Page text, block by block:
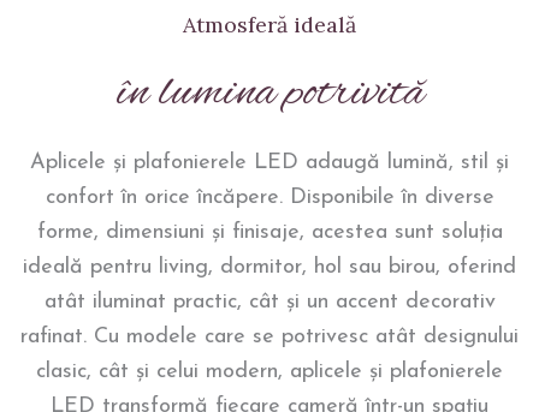
Atmosferă ideală
în lumina potrivită
Aplicele și plafonierele LED adaugă lumină, stil și
confort în orice încăpere. Disponibile în diverse
forme, dimensiuni și finisaje, acestea sunt soluția
ideală pentru living, dormitor, hol sau birou, oferind
atât iluminat practic, cât și un accent decorativ
rafinat. Cu modele care se potrivesc atât designului
clasic, cât și celui modern, aplicele și plafonierele
LED transformă fiecare cameră într-un spațiu